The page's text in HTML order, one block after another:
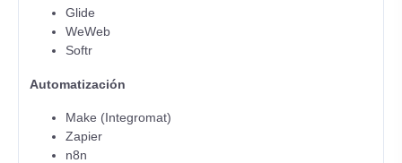
Glide
WeWeb
Softr
Automatización
Make (Integromat)
Zapier
n8n